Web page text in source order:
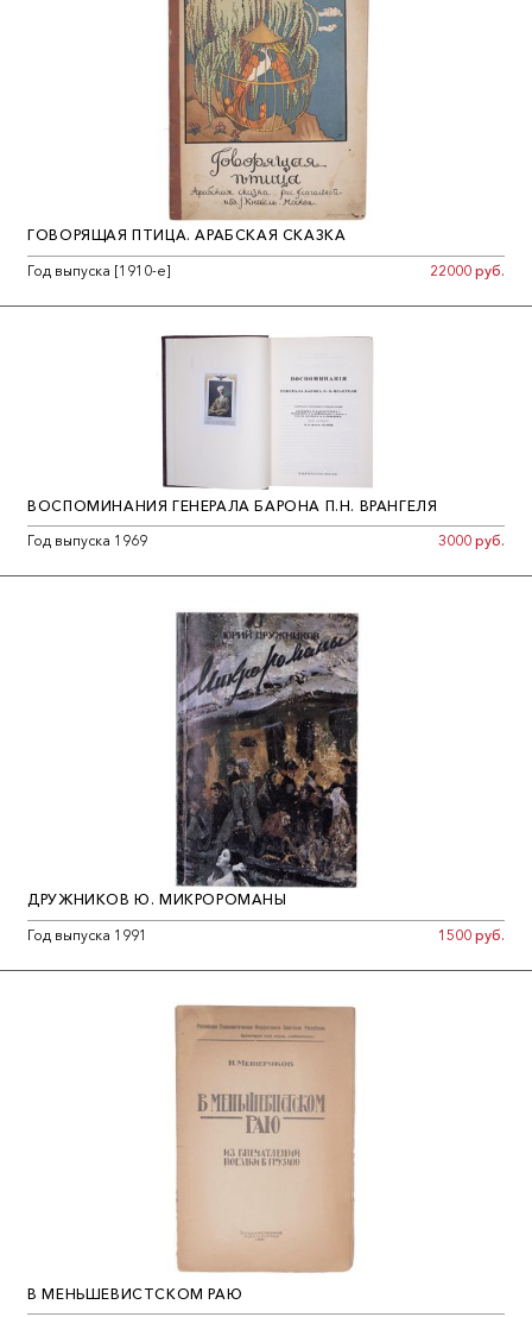
ГОВОРЯЩАЯ ПТИЦА. АРАБСКАЯ СКАЗКА
Год выпуска [1910-е]
22000 руб.
ВОСПОМИНАНИЯ ГЕНЕРАЛА БАРОНА П.Н. ВРАНГЕЛЯ
Год выпуска 1969
3000 руб.
ДРУЖНИКОВ Ю. МИКРОРОМАНЫ
Год выпуска 1991
1500 руб.
В МЕНЬШЕВИСТСКОМ РАЮ